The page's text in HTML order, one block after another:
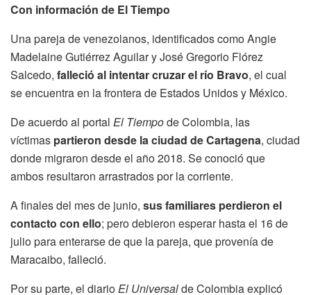
Con información de El Tiempo
Una pareja de venezolanos, identificados como Angie
Madelaine Gutiérrez Aguilar y José Gregorio Flórez
Salcedo, falleció al intentar cruzar el río Bravo, el cual
se encuentra en la frontera de Estados Unidos y México.
De acuerdo al portal El Tiempode Colombia, las
víctimas partieron desde la ciudad de Cartagena, ciudad
donde migraron desde el año 2018. Se conoció que
ambos resultaron arrastrados por la corriente.
A finales del mes de junio, sus familiares perdieron el
contacto con ello; pero debieron esperar hasta el 16 de
julio para enterarse de que la pareja, que provenía de
Maracaibo, falleció.
Por su parte, el diarioEl Universalde Colombia explicó